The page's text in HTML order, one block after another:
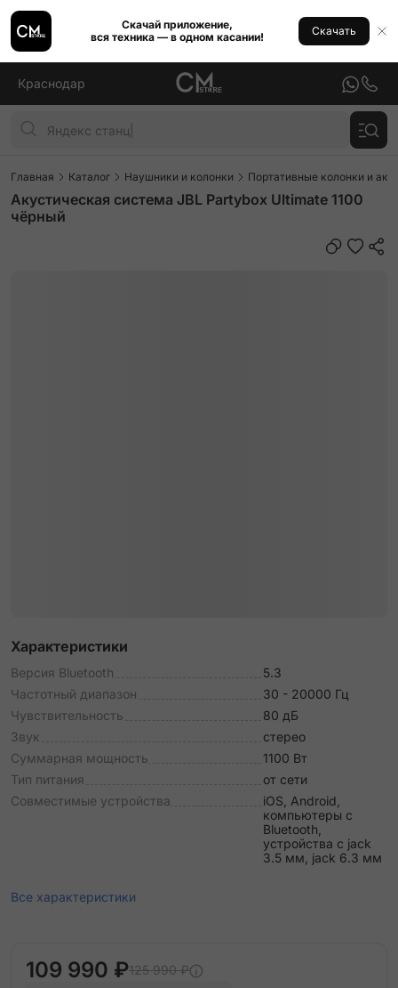
Скачай приложение,
вся техника — в одном касании!
Скачать
Краснодар
Главная Каталог Наушники и колонки Портативные колонки и
Акустическая система JBL Partybox Ultimate 1100
чёрный
Характеристики
Версия Bluetooth
5.3
Частотный диапазон
30 - 20000 Гц
Чувствительность
80 дБ
Звук
стерео
Суммарная мощность
1100 Вт
Тип питания
от сети
Совместимые устройства
iOS, Android,
компьютеры с
Bluetooth,
устройства с jack
3.5 мм, jack 6.3 мм
Все характеристики
109 990 ₽125 990 ₽